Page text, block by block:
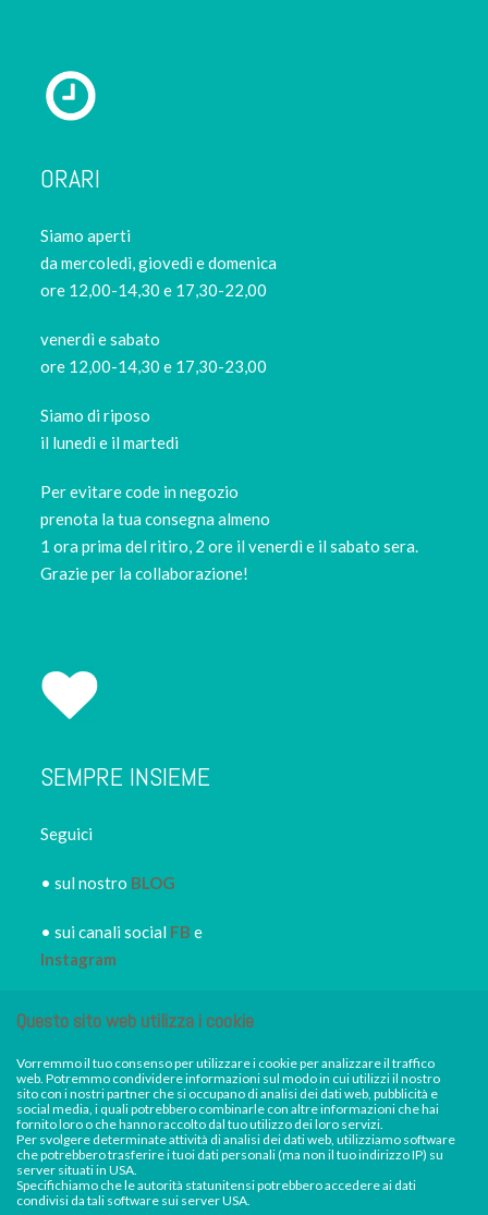
ORARI
Siamo aperti
da mercoledi, giovedì e domenica
ore 12,00-14,30 e 17,30-22,00
venerdì e sabato
ore 12,00-14,30 e 17,30-23,00
Siamo di riposo
il lunedi e il martedi
Per evitare code in negozio
prenota la tua consegna almeno
1 ora prima del ritiro, 2 ore il venerdì e il sabato sera.
Grazie per la collaborazione!
SEMPRE INSIEME
Seguici
• sul nostro BLOG
• sui canali social FB e
Instagram
informato dei nuovi piatti dei
nostri eventi, di sconti e promozioni in atto
FacebookInstagram
Questo sito web utilizza i cookie
Vorremmo il tuo consenso per utilizzare i cookie per analizzare il traffico
web. Potremmo condividere informazioni sul modo in cui utilizzi il nostro
sito con i nostri partner che si occupano di analisi dei dati web, pubblicità e
social media, i quali potrebbero combinarle con altre informazioni che hai
fornito loro o che hanno raccolto dal tuo utilizzo dei loro servizi.
Per svolgere determinate attività di analisi dei dati web, utilizziamo software
che potrebbero trasferire i tuoi dati personali (ma non il tuo indirizzo IP) su
server situati in USA.
Specifichiamo che le autorità statunitensi potrebbero accedere ai dati
condivisi da tali software sui server USA.